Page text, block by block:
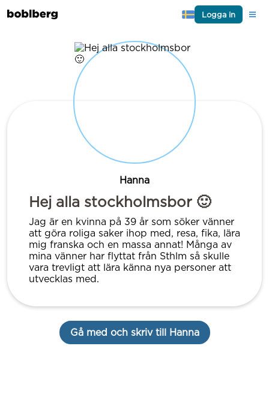
Logga in
Hanna
Hej alla stockholmsbor 🙂
Jag är en kvinna på 39 år som söker vänner
att göra roliga saker ihop med, resa, fika, lära
mig franska och en massa annat! Många av
mina vänner har flyttat från Sthlm så skulle
vara trevligt att lära känna nya personer att
utvecklas med.
Gå med och skriv till Hanna